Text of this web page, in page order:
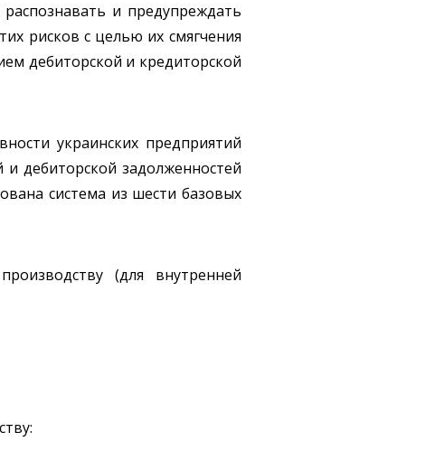
и предупреждать
рисков с целью их смягчения
дебиторской и кредиторской
украинских предприятий
дебиторской задолженностей
система из шести базовых
(для внутренней